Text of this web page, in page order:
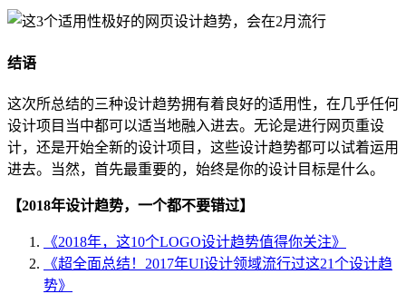
结语
这次所总结的三种设计趋势拥有着良好的适用性，在几乎任何
设计项目当中都可以适当地融入进去。无论是进行网页重设
计，还是开始全新的设计项目，这些设计趋势都可以试着运用
进去。当然，首先最重要的，始终是你的设计目标是什么。
【2018年设计趋势，一个都不要错过】
《2018年，这10个LOGO设计趋势值得你关注》
《超全面总结！2017年UI设计领域流行过这21个设计趋
势》